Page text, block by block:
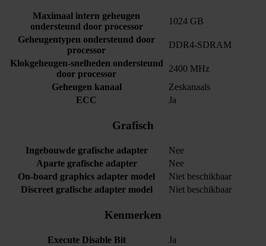
Maximaal intern geheugen
ondersteund door processor
1024 GB
Geheugentypen ondersteund door
processor
DDR4-SDRAM
Klokgeheugen-snelheden ondersteund
door processor
2400 MHz
Geheugen kanaal
Zeskanaals
ECC
Ja
Grafisch
Ingebouwde grafische adapter
Nee
Aparte grafische adapter
Nee
On-board graphics adapter model
Niet beschikbaar
Discreet grafische adapter model
Niet beschikbaar
Kenmerken
Execute Disable Bit
Ja